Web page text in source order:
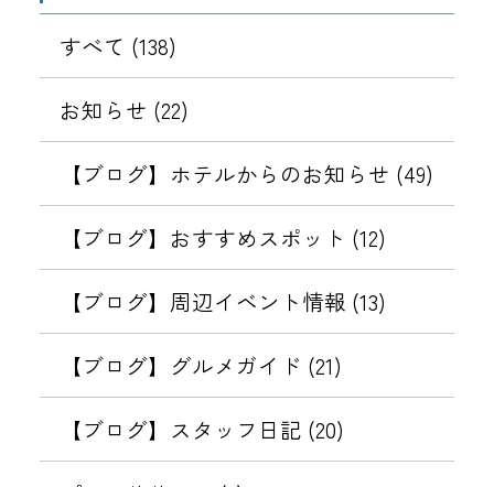
すべて (138)
お知らせ (22)
【ブログ】ホテルからのお知らせ (49)
【ブログ】おすすめスポット (12)
【ブログ】周辺イベント情報 (13)
【ブログ】グルメガイド (21)
【ブログ】スタッフ日記 (20)